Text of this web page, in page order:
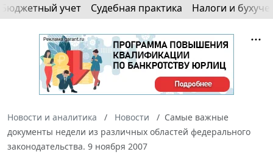
Бюджетный учет Судебная практика Налоги и
Новости и аналитика Новости
Самые важные
документы недели из различных областей федерального
законодательства. 9 ноября 2007